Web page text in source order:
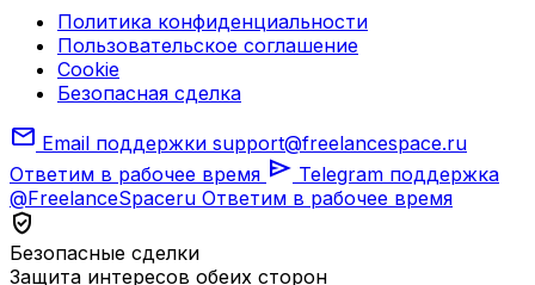
Политика конфиденциальности
Пользовательское соглашение
Cookie
Безопасная сделка
mail Email поддержки support@freelancespace.ru
Ответим в рабочее время send Telegram поддержка
@FreelanceSpaceru Ответим в рабочее время
verified_user
Безопасные сделки
Защита интересов обеих сторон